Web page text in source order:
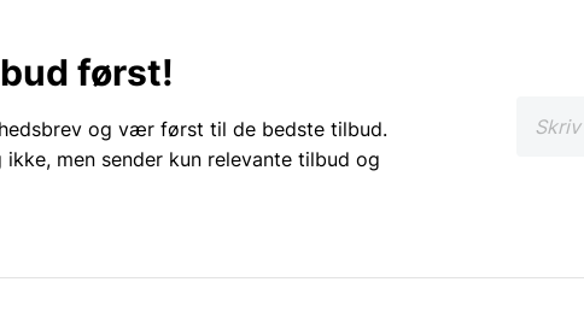
først!
og vær først til de bedste tilbud.
men sender kun relevante tilbud og